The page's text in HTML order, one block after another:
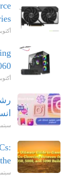
أكتوبر 22, 2025
أكتوبر 19, 2025
سبتمبر 20,
سبتمبر 12,